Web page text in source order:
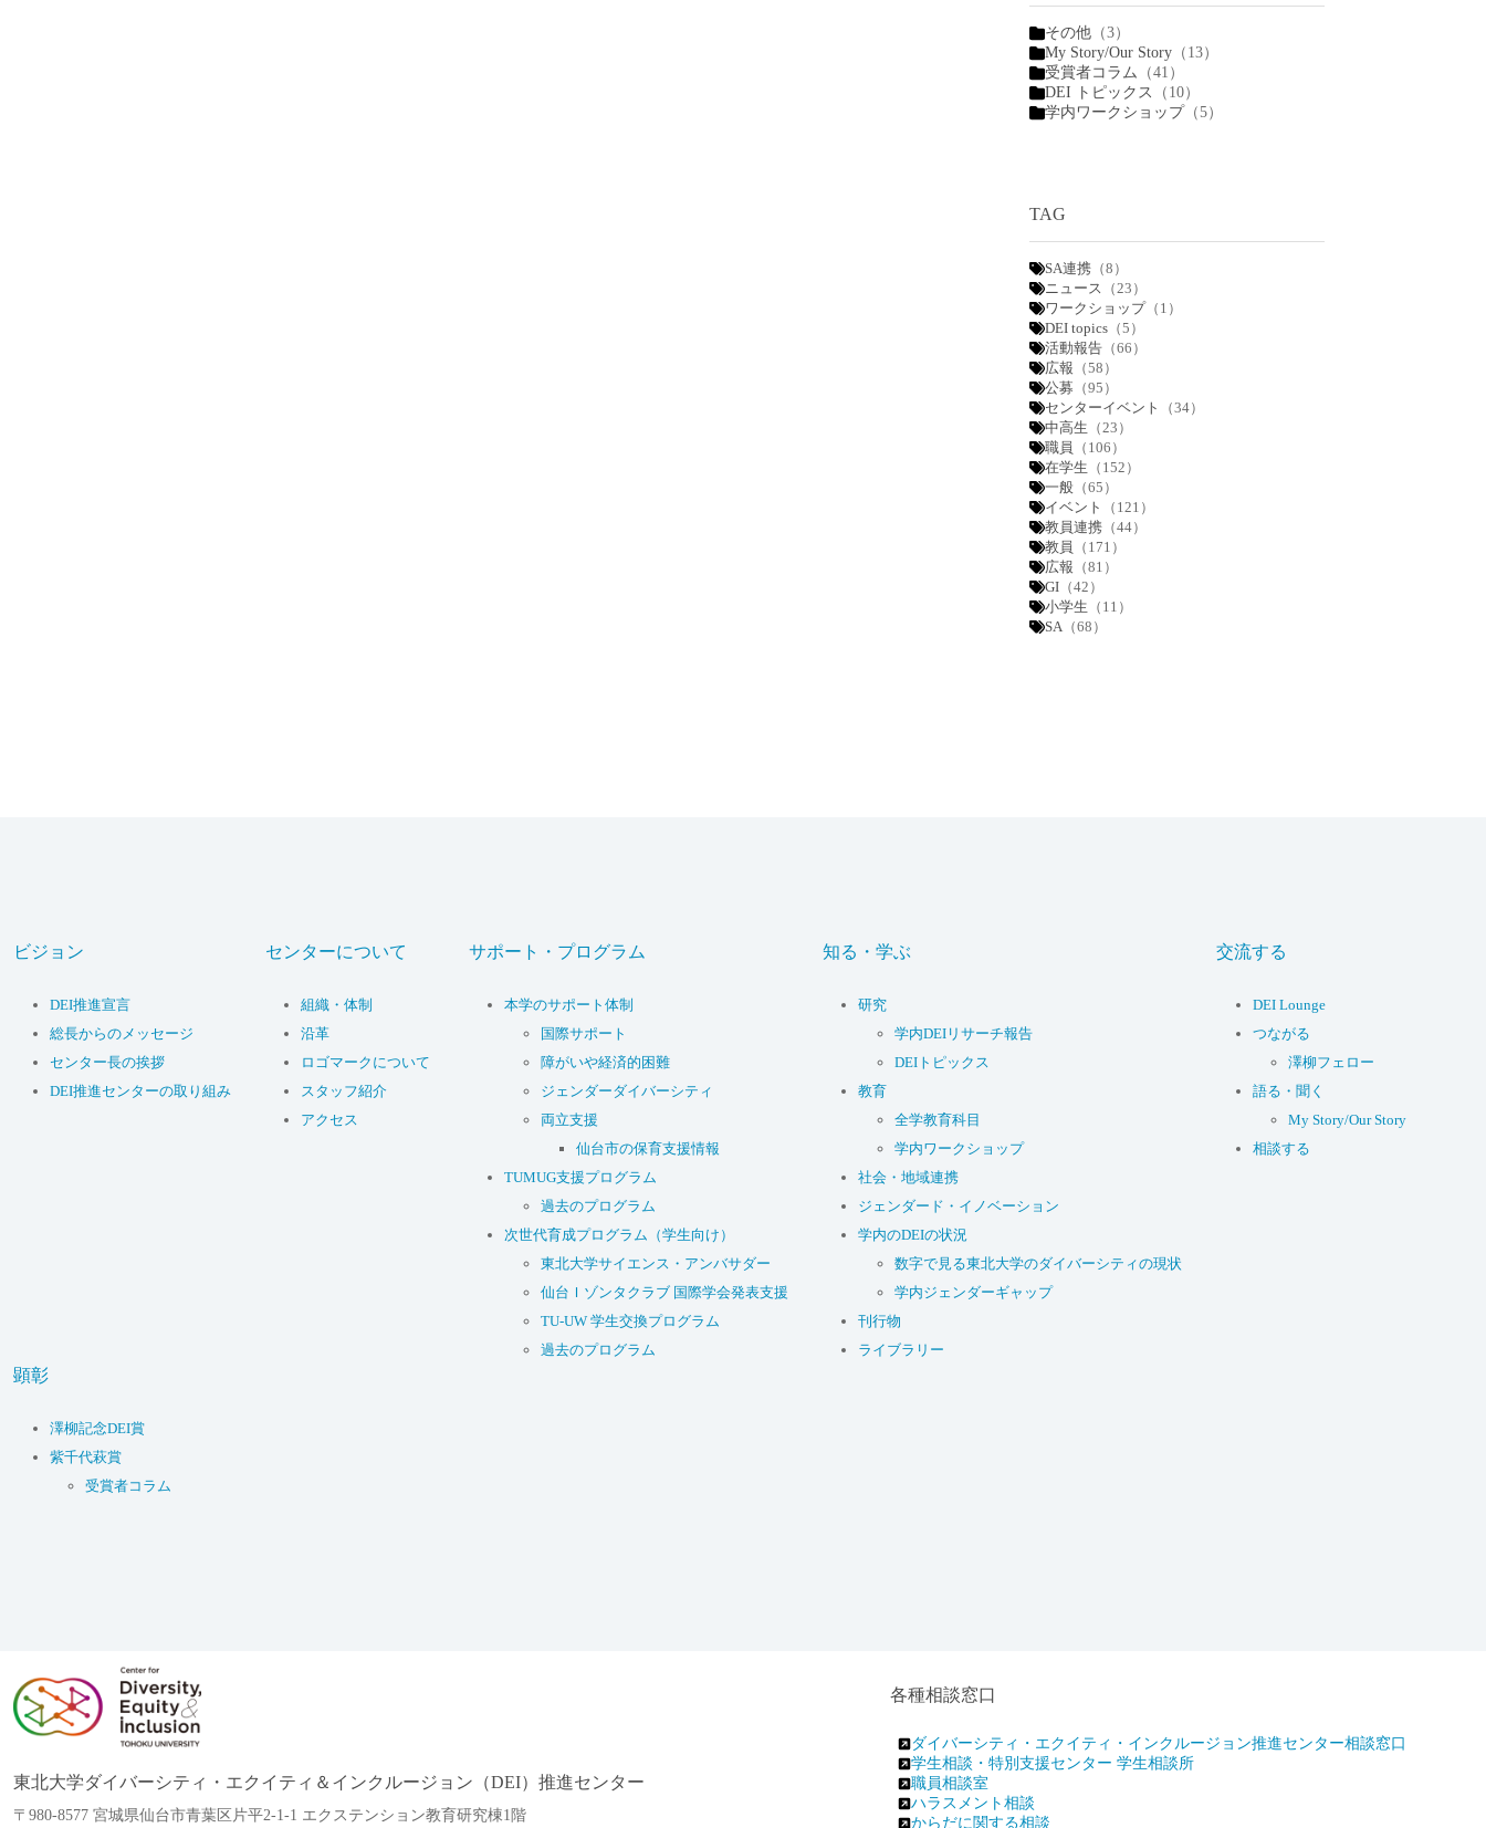
その他 （3）
My Story/Our Story （13）
受賞者コラム （41）
DEI トピックス
（10）
学内ワークショップ （5）
TAG
SA連携 （8）
ニュース （23）
ワークショップ（1）
DEI topics （5）
活動報告 （66）
広報 （58）
公募 （95）
センターイベント
（34）
中高生 （23）
職員
（106）
在学生 （152）
一般 （65）
イベント
（121）
教員連携 （44）
教員
（171）
広報 （81）
GI （42）
小学生 （11）
SA （68）
ビジョン
DEI推進宣言
総長からのメッセージ
センター長の挨拶
DEI推進センターの取り組み
センターについて
組織・体制
沿革
ロゴマークについて
スタッフ紹介
アクセス
サポート・プログラム
本学のサポート体制
国際サポート
障がいや経済的困難
ジェンダーダイバーシティ
両立支援
仙台市の保育支援情報
TUMUG支援プログラム
過去のプログラム
次世代育成プログラム（学生向け）
東北大学サイエンス・アンバサダー
仙台Ｉゾンタクラブ 国際学会発表支援
TU-UW 学生交換プログラム
過去のプログラム
知る・学ぶ
研究
学内DEIリサーチ報告
DEIトピックス
教育
全学教育科目
学内ワークショップ
社会・地域連携
ジェンダード・イノベーション
学内のDEIの状況
数字で見る東北大学のダイバーシティの現状
学内ジェンダーギャップ
刊行物
ライブラリー
交流する
DEI Lounge
つながる
澤柳フェロー
語る・聞く
My Story/Our Story
相談する
顕彰
澤柳記念DEI賞
紫千代萩賞
受賞者コラム
東北大学ダイバーシティ・エクイティ＆インクルージョン（DEI）推進センター
〒980-8577 宮城県仙台市青葉区片平2-1-1 エクステンション教育研究棟1階
各種相談窓口
ダイバーシティ・エクイティ・インクルージョン推進センター相談窓口
学生相談・特別支援センター 学生相談所
職員相談室
ハラスメント相談
からだに関する相談